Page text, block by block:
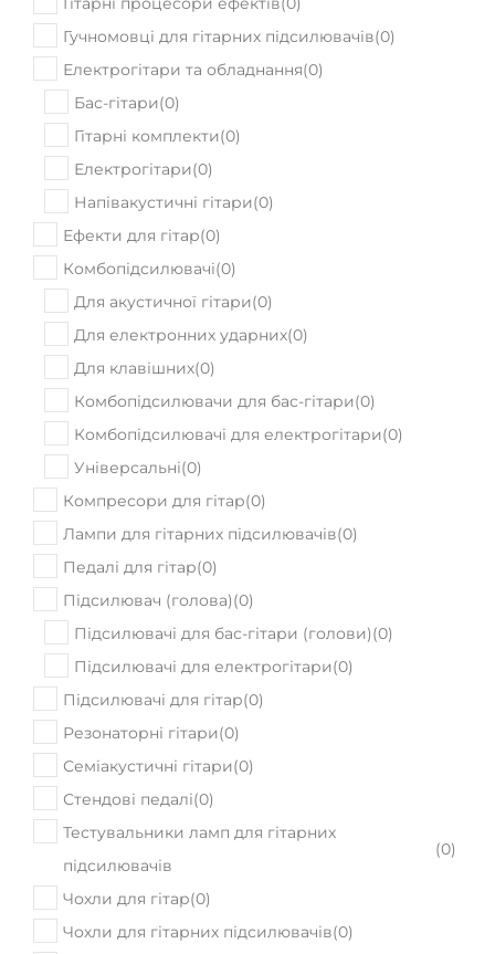
Гучномовці для гітарних підсилювачів(0)
Електрогітари та обладнання(0)
Бас-гітари(0)
Гітарні комплекти(0)
Електрогітари(0)
Напівакустичні гітари(0)
Ефекти для гітар(0)
Комбопідсилювачі(0)
Для акустичної гітари(0)
Для електронних ударних(0)
Для клавішних(0)
Комбопідсилювачи для бас-гітари(0)
Комбопідсилювачі для електрогітари(0)
Універсальні(0)
Компресори для гітар(0)
Лампи для гітарних підсилювачів(0)
Педалі для гітар(0)
Підсилювач (голова)(0)
Підсилювачі для бас-гітари (голови)(0)
Підсилювачі для електрогітари(0)
Підсилювачі для гітар(0)
Резонаторні гітари(0)
Семіакустичні гітари(0)
Стендові педалі(0)
Тестувальники ламп для гітарних
підсилювачів
(0)
Чохли для гітар(0)
Чохли для гітарних підсилювачів(0)